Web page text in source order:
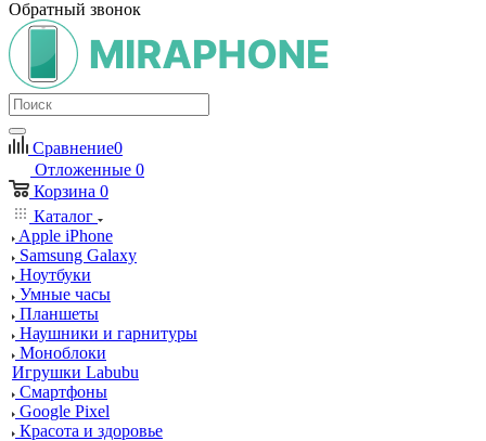
Обратный звонок
Сравнение0
Отложенные 0
Корзина 0
Каталог
Apple iPhone
Samsung Galaxy
Ноутбуки
Умные часы
Планшеты
Наушники и гарнитуры
Моноблоки
Игрушки Labubu
Смартфоны
Google Pixel
Красота и здоровье